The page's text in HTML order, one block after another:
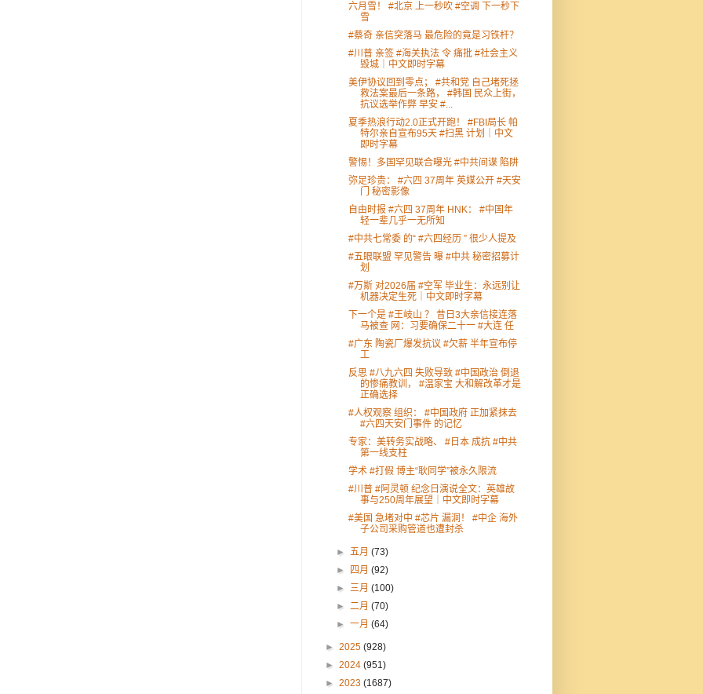
六月雪！ #北京 上一秒吹 #空调 下一秒下
雪
#蔡奇 亲信突落马 最危险的竟是习铁杆？
#川普 亲签 #海关执法 令 痛批 #社会主义
毁城｜中文即时字幕
美伊协议回到零点； #共和党 自己堵死拯
救法案最后一条路， #韩国 民众上街，
抗议选举作弊 早安 #...
夏季热浪行动2.0正式开跑！ #FBI局长 帕
特尔亲自宣布95天 #扫黑 计划｜中文
即时字幕
警惕！多国罕见联合曝光 #中共间谍 陷阱
弥足珍贵： #六四 37周年 英媒公开 #天安
门 秘密影像
自由时报 #六四 37周年 HNK： #中国年
轻一辈几乎一无所知
#中共七常委 的“ #六四经历 ” 很少人提及
#五眼联盟 罕见警告 曝 #中共 秘密招募计
划
#万斯 对2026届 #空军 毕业生：永远别让
机器决定生死｜中文即时字幕
下一个是 #王岐山 ？ 昔日3大亲信接连落
马被查 网：习要确保二十一 #大连 任
#广东 陶瓷厂爆发抗议 #欠薪 半年宣布停
工
反思 #八九六四 失败导致 #中国政治 倒退
的惨痛教训， #温家宝 大和解改革才是
正确选择
#人权观察 组织： #中国政府 正加紧抹去
#六四天安门事件 的记忆
专家：美转务实战略、 #日本 成抗 #中共
第一线支柱
学术 #打假 博主“耿同学”被永久限流
#川普 #阿灵顿 纪念日演说全文：英雄故
事与250周年展望｜中文即时字幕
#美国 急堵对中 #芯片 漏洞！ #中企 海外
子公司采购管道也遭封杀
►五月(73)
►
四月(92)
►三月(100)
►二月(70)
►一月(64)
► 2025 (928)
► 2024 (951)
► 2023 (1687)